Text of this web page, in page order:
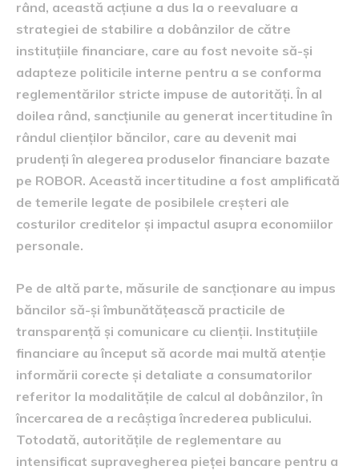
rând, această acțiune a dus la o reevaluare a
strategiei de stabilire a dobânzilor de către
instituțiile financiare, care au fost nevoite să-și
adapteze politicile interne pentru a se conforma
reglementărilor stricte impuse de autorități. În al
doilea rând, sancțiunile au generat incertitudine în
rândul clienților băncilor, care au devenit mai
prudenți în alegerea produselor financiare bazate
pe ROBOR. Această incertitudine a fost amplificată
de temerile legate de posibilele creșteri ale
costurilor creditelor și impactul asupra economiilor
personale.
Pe de altă parte, măsurile de sancționare au impus
băncilor să-și îmbunătățească practicile de
transparență și comunicare cu clienții. Instituțiile
financiare au început să acorde mai multă atenție
informării corecte și detaliate a consumatorilor
referitor la modalitățile de calcul al dobânzilor, în
încercarea de a recâștiga încrederea publicului.
Totodată, autoritățile de reglementare au
intensificat supravegherea pieței bancare pentru a